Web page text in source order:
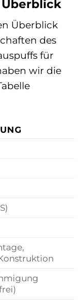
Überblick
des
für
wir die